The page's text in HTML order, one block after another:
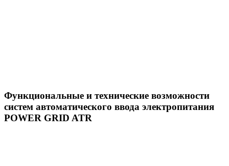
Функциональные и технические возможности
систем автоматического ввода электропитания
POWER GRID ATR